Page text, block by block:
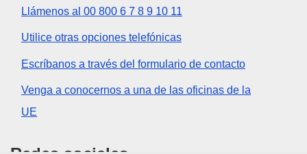
Llámenos al 00 800 6 7 8 9 10 11
Utilice otras opciones telefónicas
Escríbanos a través del formulario de contacto
Venga a conocernos a una de las oficinas de la
UE